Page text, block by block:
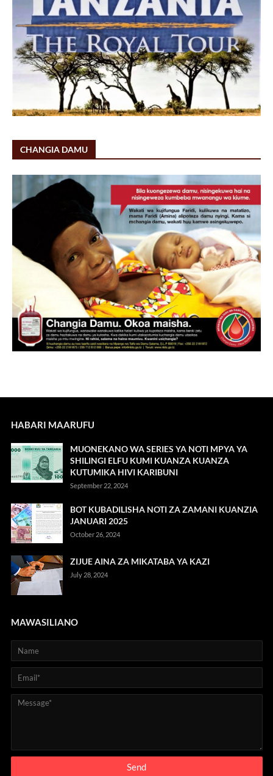
CHANGIA DAMU
HABARI MAARUFU
MUONEKANO WA SERIES YA NOTI MPYA YA
SHILINGI ELFU KUMI KUANZA KUANZA
KUTUMIKA HIVI KARIBUNI
September 22, 2024
BOT KUBADILISHA NOTI ZA ZAMANI KUANZIA
JANUARI 2025
October 26, 2024
ZIJUE AINA ZA MIKATABA YA KAZI
July 28, 2024
MAWASILIANO